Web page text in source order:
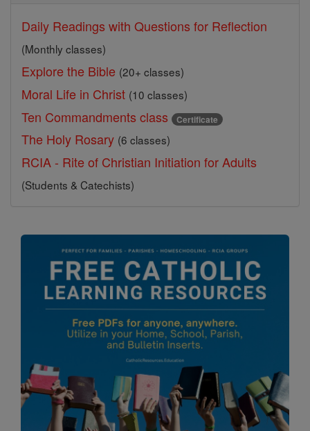
Daily Readings with Questions for Reflection
(Monthly classes)
Explore the Bible (20+ classes)
Moral Life in Christ (10 classes)
Ten Commandments class Certificate
The Holy Rosary (6 classes)
RCIA - Rite of Christian Initiation for Adults
(Students & Catechists)